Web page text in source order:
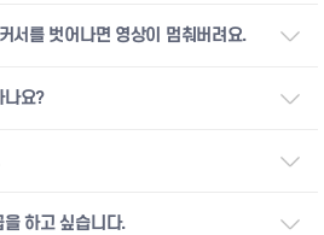
서를 벗어나면 영상이 멈춰버려요.
나요?
하고 싶습니다.